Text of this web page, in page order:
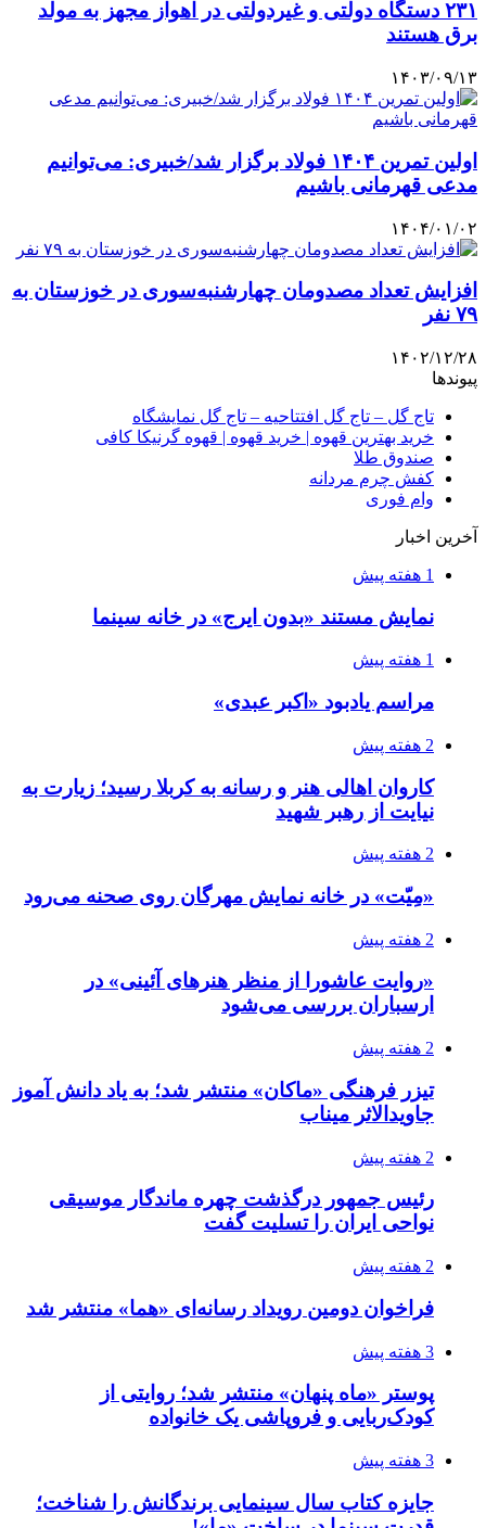
۲۳۱ دستگاه دولتی و غیردولتی در اهواز مجهز به مولد
برق هستند
۱۴۰۳/۰۹/۱۳
اولین تمرین ۱۴۰۴ فولاد برگزار شد/خبیری: می‌توانیم
مدعی قهرمانی باشیم
۱۴۰۴/۰۱/۰۲
افزایش تعداد مصدومان چهارشنبه‌سوری در خوزستان به
۷۹ نفر
۱۴۰۲/۱۲/۲۸
پیوندها
تاج گل – تاج گل افتتاحیه – تاج گل نمایشگاه
خرید بهترین قهوه | خرید قهوه | قهوه گرنیکا کافی
صندوق طلا
کفش چرم مردانه
وام فوری
آخرین اخبار
1 هفته پیش
نمایش مستند «بدون ایرج» در خانه سینما
1 هفته پیش
مراسم یادبود «اکبر عبدی»
2 هفته پیش
کاروان اهالی هنر و رسانه به کربلا رسید؛ زیارت به
نیایت از رهبر شهید
2 هفته پیش
«مِیّت» در خانه نمایش مهرگان روی صحنه می‌رود
2 هفته پیش
«روایت عاشورا از منظر هنرهای آئینی» در
ارسباران بررسی می‌شود
2 هفته پیش
تیزر فرهنگی «ماکان» منتشر شد؛ به یاد دانش آموز
جاویدالاثر میناب
2 هفته پیش
رئیس جمهور درگذشت چهره ماندگار موسیقی
نواحی ایران را تسلیت گفت
2 هفته پیش
فراخوان دومین رویداد رسانه‌ای «هما» منتشر شد
3 هفته پیش
پوستر «ماه پنهان» منتشر شد؛ روایتی از
کودک‌ربایی و فروپاشی یک خانواده
3 هفته پیش
جایزه کتاب سال سینمایی برندگانش را شناخت؛